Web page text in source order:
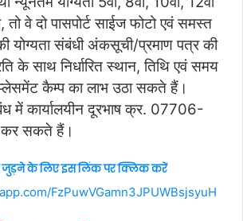
वे दो पासपोर्ट साईज फोटो एवं समस्त
योग्यता संबंधी अंकसूची/प्रमाण पत्र की
के साथ निर्धारित स्थान, तिथि एवं समय
कैम्प का लाभ उठा सकते हैं।
में कार्यालयीन दूरभाष क्र. 07706-
सकते हैं।
से जुड़ने के लिए इस लिंक पर क्लिक करें
FzPuwVGamn3JPUWBsjsyuH